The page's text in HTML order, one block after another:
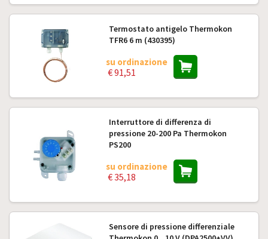
Termostato antigelo Thermokon
TFR6 6 m (430395)
su ordinazione
€ 91,51
Interruttore di differenza di
pressione 20-200 Pa Thermokon
PS200
su ordinazione
€ 35,18
Sensore di pressione differenziale